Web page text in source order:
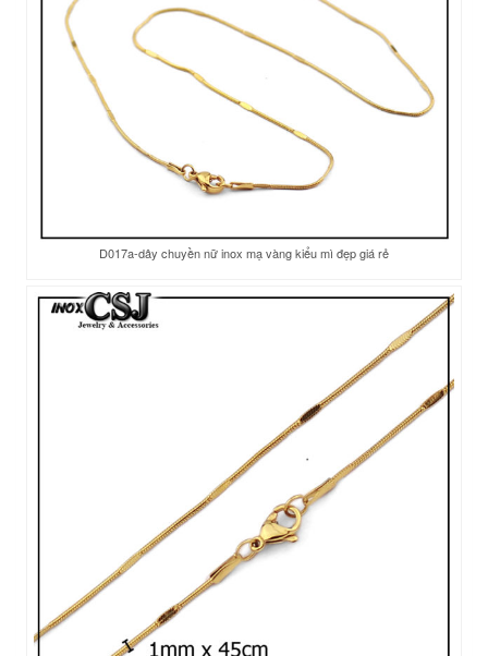
D017a-dây chuyền nữ inox mạ vàng kiểu mì đẹp giá rẻ